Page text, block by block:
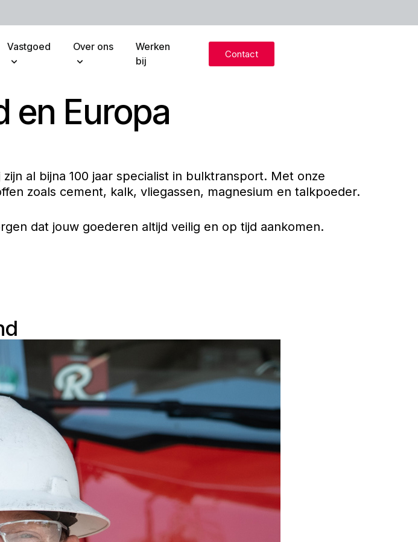
Vastgoed Over ons
Werken
bij
Contact
en Europa
al bijna 100 jaar specialist in bulktransport. Met onze
zoals cement, kalk, vliegassen, magnesium en talkpoeder.
dat jouw goederen altijd veilig en op tijd aankomen.